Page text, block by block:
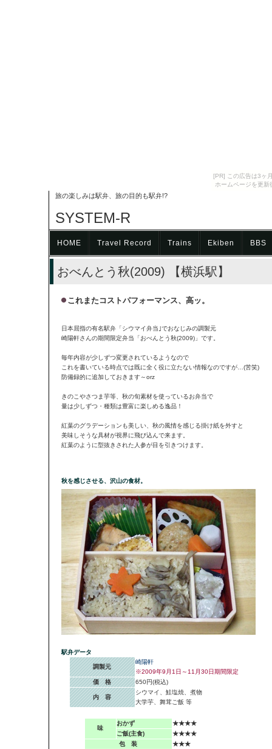
[PR] この広告は3ヶ
ホームページを更
旅の楽しみは駅弁、旅の目的も駅弁!?
SYSTEM-R
HOME Travel Record Trains Ekiben BBS
おべんとう秋(2009) 【横浜駅】
これまたコストパフォーマンス、高ッ。
日本屈指の有名駅弁「シウマイ弁当｣でおなじみの調製元
崎陽軒さんの期間限定弁当「おべんとう秋(2009)」です。
毎年内容が少しずつ変更されているようなので
これを書いている時点では既に全く役に立たない情報なのですが…(苦笑)
防備録的に追加しておきます～orz
きのこやさつま芋等、秋の旬素材を使っているお弁当で
量は少しずつ・種類は豊富に楽しめる逸品！
紅葉のグラデーションも美しい、秋の風情を感じる掛け紙を外すと
美味しそうな具材が視界に飛び込んで来ます。
紅葉のように型抜きされた人参が目を引きつけます。
秋を感じさせる、沢山の食材。
駅弁データ
調製元
崎陽軒
※2009年9月1日～11月30日期間限定
価 格
650円(税込)
内 容
シウマイ、鮭塩焼、煮物
大学芋、舞茸ご飯 等
味
おかず
★★★★
ご飯(主食)
★★★★
包 装
★★★